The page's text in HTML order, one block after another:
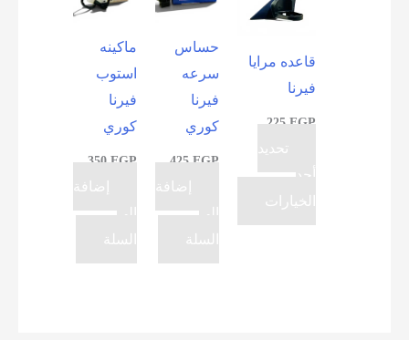
قاعده مرايا
فيرنا
225EGP
تحديد
أحد
الخيارات
العديد
حساس
سرعه
فيرنا
كوري
425EGP
إضافة
إلى
السلة
ماكينه
استوب
فيرنا
كوري
350EGP
إضافة
إلى
السلة